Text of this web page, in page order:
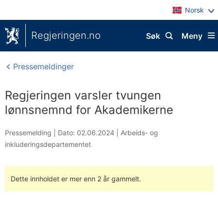
Norsk
Regjeringen.no Meny
Søk
Pressemeldinger
Regjeringen varsler tvungen
lønnsnemnd for Akademikerne
Pressemelding | Dato: 02.06.2024
Arbeids- og
inkluderingsdepartementet
Dette innholdet er mer enn 2 år gammelt.